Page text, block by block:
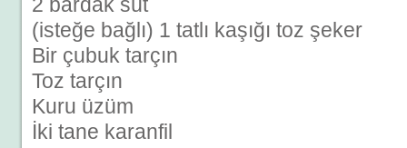
(isteğe bağlı) 1 tatlı kaşığı toz şeker
Bir çubuk tarçın
Toz tarçın
Kuru üzüm
İki tane karanfil